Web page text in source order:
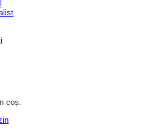
coș.